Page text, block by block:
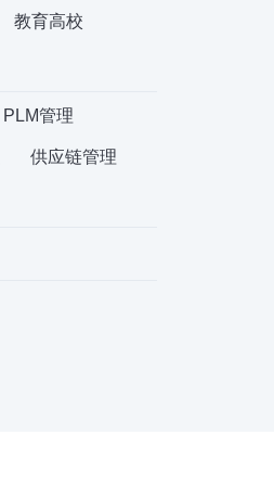
教育高校
PLM管理
供应链管理